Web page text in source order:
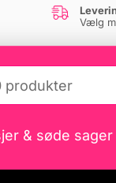
Vælg
& søde sager